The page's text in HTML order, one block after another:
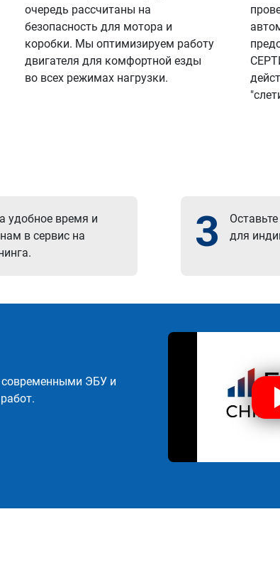
очередь рассчитаны на
безопасность для мотора и
коробки. Мы оптимизируем работу
двигателя для комфортной езды
во всех режимах нагрузки.
удобное время и
в сервис на
3
для
современными ЭБУ и